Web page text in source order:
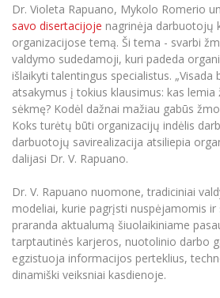
Studentams
Darbuotojams
Partnerystės
Azijos centras
Vilniaus Karaliaus
Frankofoniškų šalių
Darbuotojams
Partnerystės
Azijos centras
Vilniaus Karaliaus
Frankofoniškų šalių
Privatumo politika
Negalia ir
Viešai skelbiama
Parama Ukrainai
Civilinė sauga
Informacija naujiems
Studijų Moodle (studijų
Darbuotojų Moodle
Studijų tvarkaraštis
Informacinė sistema
Darbuotojų elektroninis
Daugiafaktorinė
darbuotojams (MFA)
Bendruomenės gerovė
Darbuotojų kvalifikacijos
MRU norminių teisės aktų
Intranetas
Dr. Violeta Rapuano, Mykolo Romerio
savo disertacijoje nagrinėja darbuotojų
organizacijose temą. Ši tema - svarbi
valdymo sudedamoji, kuri padeda
išlaikyti talentingus specialistus. „Visada
atsakymus į tokius klausimus: kas
sėkmę? Kodėl dažnai mažiau gabūs
Koks turėtų būti organizacijų indėlis
darbuotojų savirealizacija atsiliepia
dalijasi Dr. V. Rapuano.
Dr. V. Rapuano nuomone, tradiciniai
modeliai, kurie pagrįsti nuspėjamomis
praranda aktualumą šiuolaikiniame
tarptautinės karjeros, nuotolinio darbo
egzistuoja informacijos perteklius,
dinamiški veiksniai kasdienoje.